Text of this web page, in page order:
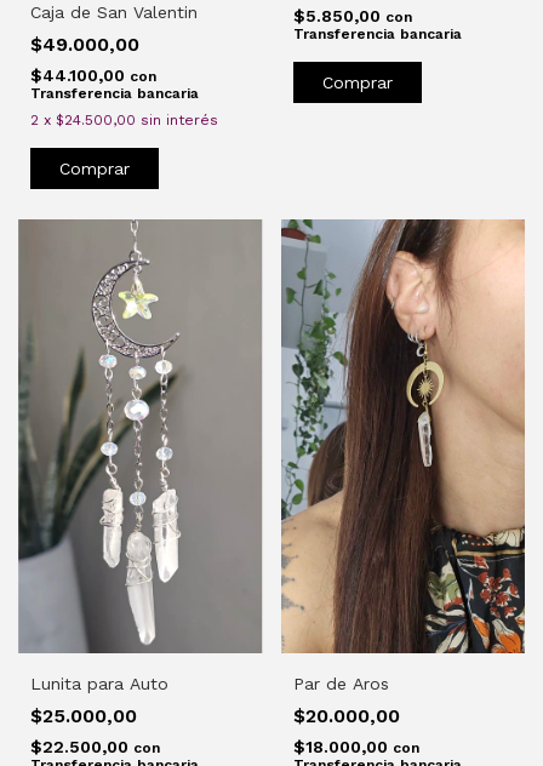
Caja de San Valentin
$49.000,00
$44.100,00 con
Transferencia bancaria
2 x $24.500,00 sin interés
Comprar
$5.850,00 con
Transferencia bancaria
Comprar
Lunita para Auto
$25.000,00
$22.500,00 con
Par de Aros
$20.000,00
$18.000,00 con